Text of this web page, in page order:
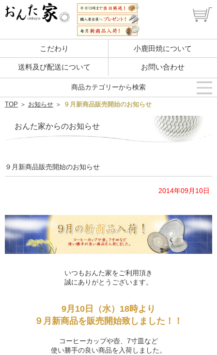
こだわり 小鹿田焼について
送料及び配送について お問い合わせ
TOP ＞ お知らせ ＞ ９月新商品販売開始のお知らせ
おんた家からのお知らせ
９月新商品販売開始のお知らせ
2014年09月10日
いつもおんた家をご利用頂き
誠にありがとうございます。
9月10日（水）18時より
９月新商品を販売開始致しました！！
コーヒーカップや壺、7寸皿など
使い勝手の良い商品を入荷しました。
商品カテゴリーから検索